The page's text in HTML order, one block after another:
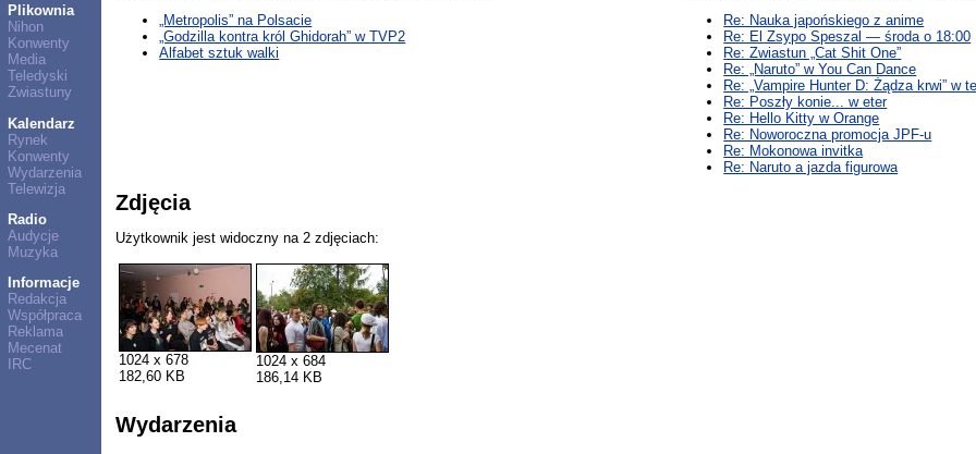
Plikownia
Nihon
Konwenty
Media
Teledyski
Zwiastuny
Kalendarz
Rynek
Konwenty
Wydarzenia
Telewizja
Radio
Audycje
Muzyka
Informacje
Redakcja
Współpraca
Reklama
Mecenat
IRC
„Metropolis” na Polsacie
„Godzilla kontra król Ghidorah” w TVP2
Alfabet sztuk walki
Re: Nauka japońskiego z anime
Re: El Zsypo Speszal — środa o 18:00
Re: Zwiastun „Cat Shit One”
Re: „Naruto” w You Can Dance
Re: „Vampire Hunter D: Żądza krwi” w
Re: Poszły konie... w eter
Re: Hello Kitty w Orange
Re: Noworoczna promocja JPF-u
Re: Mokonowa invitka
Re: Naruto a jazda figurowa
Zdjęcia
Użytkownik jest widoczny na 2 zdjęciach:
1024 x 678
182,60 KB
1024 x 684
186,14 KB
Wydarzenia